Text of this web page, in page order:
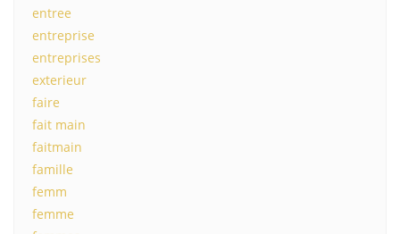
entree
entreprise
entreprises
exterieur
faire
fait main
faitmain
famille
femm
femme